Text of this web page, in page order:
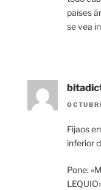
países
se vea
Fijaos
inferior
Pone: